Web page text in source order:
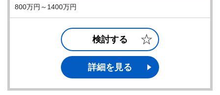
800万円～1400万円
検討する
詳細を見る